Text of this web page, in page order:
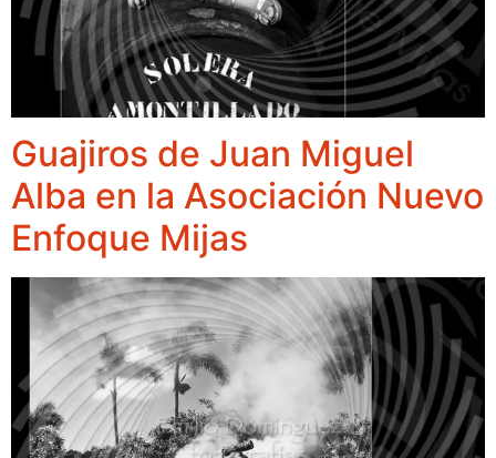
Guajiros de Juan Miguel
Alba en la Asociación Nuevo
Enfoque Mijas